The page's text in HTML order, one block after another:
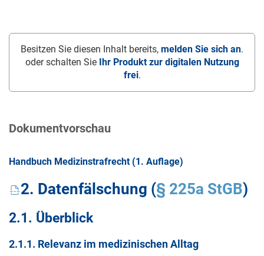
Besitzen Sie diesen Inhalt bereits, melden Sie sich an.
oder schalten Sie Ihr Produkt zur digitalen Nutzung
frei.
Dokumentvorschau
Handbuch Medizinstrafrecht (1. Auflage)
2. Datenfälschung (§ 225a StGB)
2.1. Überblick
2.1.1. Relevanz im medizinischen Alltag